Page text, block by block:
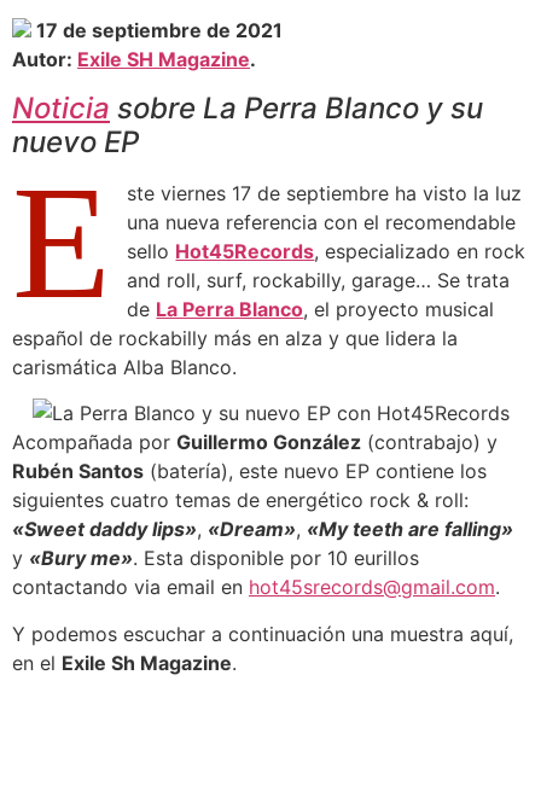
17 de septiembre de 2021
Autor: Exile SH Magazine.
Noticia sobre La Perra Blanco y su
nuevo EP
E
ste viernes 17 de septiembre ha visto la luz
una nueva referencia con el recomendable
sello Hot45Records, especializado en rock
and roll, surf, rockabilly, garage… Se trata
de La Perra Blanco, el proyecto musical
español de rockabilly más en alza y que lidera la
carismática Alba Blanco.
Acompañada por Guillermo González (contrabajo) y
Rubén Santos (batería), este nuevo EP contiene los
siguientes cuatro temas de energético rock & roll:
«Sweet daddy lips», «Dream», «My teeth are falling»
y «Bury me». Esta disponible por 10 eurillos
contactando via email en hot45srecords@gmail.com.
Y podemos escuchar a continuación una muestra aquí,
en el Exile Sh Magazine.